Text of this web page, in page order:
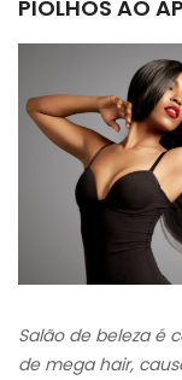
PIOLHOS AO
Salão de beleza é
de mega hair,